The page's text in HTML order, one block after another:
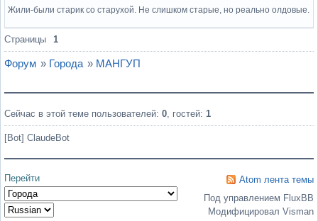
Жили-были старик со старухой. Не слишком старые, но реально олдовые.
Вне форума
Страницы 1
Форум » Города » МАНГУП
Сейчас в этой теме пользователей: 0 , гостей: 1
[Bot] ClaudeBot
Перейти
Atom лента темы
Под управлением FluxBB
Модифицировал Visman